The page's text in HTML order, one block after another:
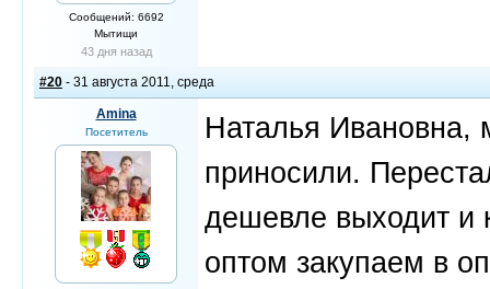
Сообщений: 6692
Мытищи
43 дня назад
#20 - 31 августа 2011, среда
Amina
Посетитель
Наталья Ивановна,
приносили.
дешевле выходит и
оптом закупаем в